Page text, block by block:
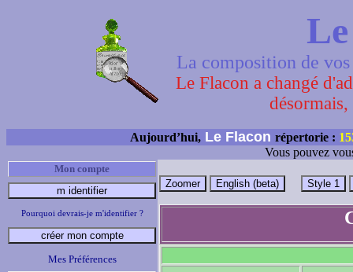
La composition de
Le Flacon a changé
Aujourd’hui, Le Flacon répertorie :
Vous pouvez
Mon compte
Pourquoi devrais-je m'identifier ?
Mes Préférences